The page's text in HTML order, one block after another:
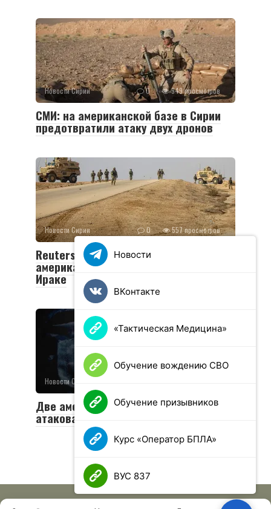
Новости Сирии 0 949 просмотров
СМИ: на американской базе в Сирии
предотвратили атаку двух дронов
Новости Сирии 0 557 просмотров
Reuters: два дрона ударили по
американской базе Айн-аль-Асад в
Ираке
Новости Сирии
Две американские базы в Сирии
атаковали беспилотники
Новости
ВКонтакте
«Тактическая Медицина»
Обучение вождению СВО
Обучение призывников
Курс «Оператор БПЛА»
ВУС 837